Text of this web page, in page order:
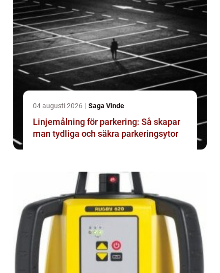
04 augusti 2026 Saga Vinde
Linjemålning för parkering: Så skapar
man tydliga och säkra parkeringsytor